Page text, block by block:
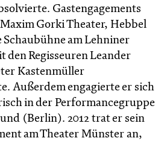
Gastengagements
Gorki Theater, Hebbel
Schaubühne am Lehniner
den Regisseuren Leander
Kastenmüller
Außerdem engagierte er sich
in der Performancegruppe
(Berlin). 2012 trat er sein
am Theater Münster an,